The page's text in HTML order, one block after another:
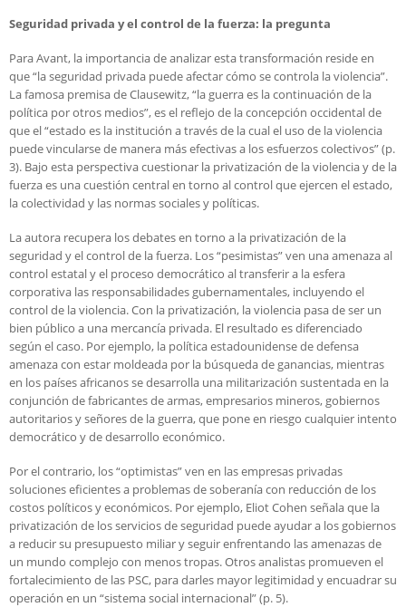
Seguridad privada y el control de la fuerza: la pregunta
Para Avant, la importancia de analizar esta transformación reside en
que “la seguridad privada puede afectar cómo se controla la violencia”.
La famosa premisa de Clausewitz, “la guerra es la continuación de la
política por otros medios”, es el reflejo de la concepción occidental de
que el “estado es la institución a través de la cual el uso de la violencia
puede vincularse de manera más efectivas a los esfuerzos colectivos” (p.
3). Bajo esta perspectiva cuestionar la privatización de la violencia y de la
fuerza es una cuestión central en torno al control que ejercen el estado,
la colectividad y las normas sociales y políticas.
La autora recupera los debates en torno a la privatización de la
seguridad y el control de la fuerza. Los “pesimistas” ven una amenaza al
control estatal y el proceso democrático al transferir a la esfera
corporativa las responsabilidades gubernamentales, incluyendo el
control de la violencia. Con la privatización, la violencia pasa de ser un
bien público a una mercancía privada. El resultado es diferenciado
según el caso. Por ejemplo, la política estadounidense de defensa
amenaza con estar moldeada por la búsqueda de ganancias, mientras
en los países africanos se desarrolla una militarización sustentada en la
conjunción de fabricantes de armas, empresarios mineros, gobiernos
autoritarios y señores de la guerra, que pone en riesgo cualquier intento
democrático y de desarrollo económico.
Por el contrario, los “optimistas” ven en las empresas privadas
soluciones eficientes a problemas de soberanía con reducción de los
costos políticos y económicos. Por ejemplo, Eliot Cohen señala que la
privatización de los servicios de seguridad puede ayudar a los gobiernos
a reducir su presupuesto miliar y seguir enfrentando las amenazas de
un mundo complejo con menos tropas. Otros analistas promueven el
fortalecimiento de las PSC, para darles mayor legitimidad y encuadrar su
operación en un “sistema social internacional” (p. 5).